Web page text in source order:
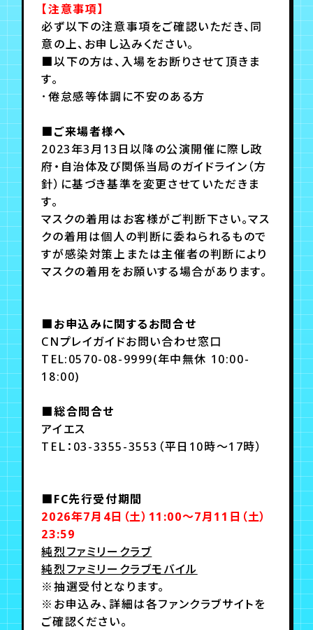
【注意事項】
必ず以下の注意事項をご確認いただき、同
意の上、お申し込みください。
■以下の方は、入場をお断りさせて頂きま
す。
･倦怠感等体調に不安のある方
■ご来場者様へ
2023年3月13日以降の公演開催に際し政
府・自治体及び関係当局のガイドライン（方
針）に基づき基準を変更させていただきま
す。
マスクの着用はお客様がご判断下さい。マス
クの着用は個人の判断に委ねられるもので
すが感染対策上または主催者の判断により
マスクの着用をお願いする場合があります。
■お申込みに関するお問合せ
CNプレイガイドお問い合わせ窓口
TEL:0570-08-9999(年中無休 10:00-
18:00)
■総合問合せ
アイエス
TEＬ：03-3355-3553（平日10時～17時）
■FC先行受付期間
2026年7月4日（土）11:00〜7月11日（土）
23:59
純烈ファミリークラブ
純烈ファミリークラブモバイル
※抽選受付となります。
※お申込み、詳細は各ファンクラブサイトを
ご確認ください。